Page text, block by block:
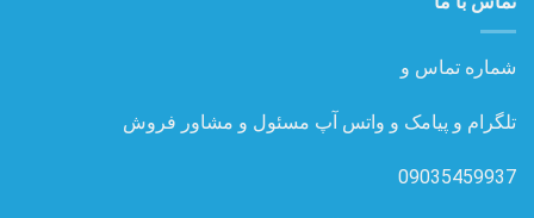
شماره تماس و
تلگرام و پیامک و واتس آپ مسئول و مشاور فروش
09035459937